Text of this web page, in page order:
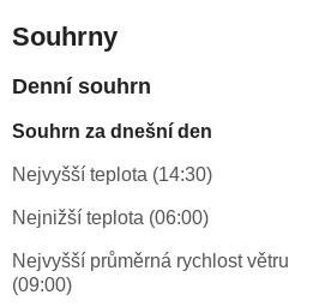
Souhrny
Denní souhrn
Souhrn za dnešní den
Nejvyšší teplota (14:30)
Nejnižší teplota (06:00)
Nejvyšší průměrná rychlost větru
(09:00)